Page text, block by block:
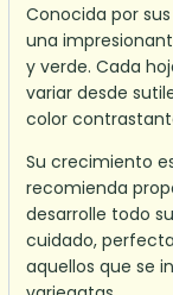
Conocida por
una
y verde. Cada
variar desde
color
Su crecimiento
recomienda
desarrolle todo
cuidado,
aquellos que se